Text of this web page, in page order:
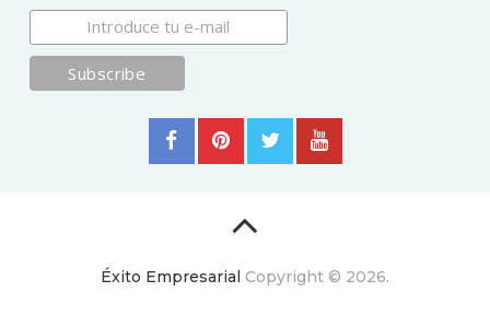
Éxito Empresarial Copyright © 2026.